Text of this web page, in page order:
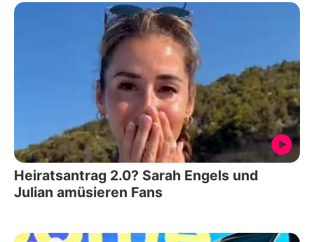
Heiratsantrag 2.0? Sarah Engels und
Julian amüsieren Fans